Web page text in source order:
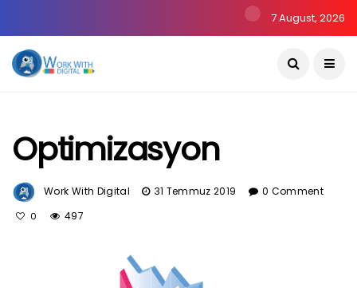
7 August, 2026
Optimizasyon
Work With Digital 31 Temmuz 2019 0 Comment
0 497